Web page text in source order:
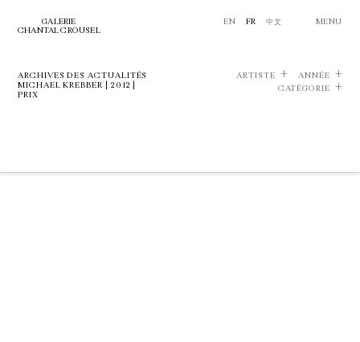
GALERIE
CHANTAL CROUSEL
EN FR 中文 MENU
ARCHIVES DES ACTUALITÉS
MICHAEL KREBBER | 2012 |
PRIX
ARTISTE
ANNÉE
CATÉGORIE